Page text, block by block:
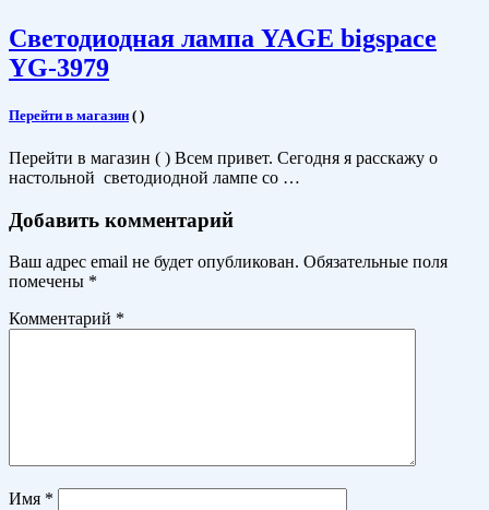
Светодиодная лампа YAGE bigspace
YG-3979
Перейти в магазин ( )
Перейти в магазин ( ) Всем привет. Сегодня я расскажу о
настольной светодиодной лампе со …
Добавить комментарий
Ваш адрес email не будет опубликован. Обязательные поля
помечены *
Комментарий *
Имя *